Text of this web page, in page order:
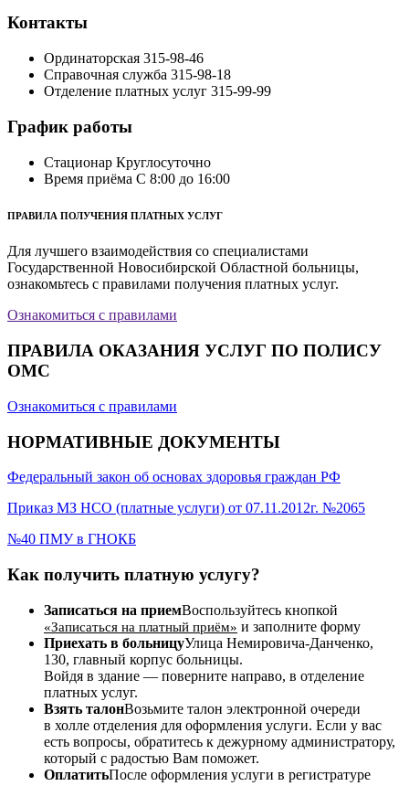
Контакты
Ординаторская 315-98-46
Справочная служба 315-98-18
Отделение платных услуг 315-99-99
График работы
Стационар Круглосуточно
Время приёма С 8:00 до 16:00
ПРАВИЛА ПОЛУЧЕНИЯ ПЛАТНЫХ УСЛУГ
Для лучшего взаимодействия со специалистами
Государственной Новосибирской Областной больницы,
ознакомьтесь с правилами получения платных услуг.
Ознакомиться с правилами
ПРАВИЛА ОКАЗАНИЯ УСЛУГ ПО ПОЛИСУ
ОМС
Ознакомиться с правилами
НОРМАТИВНЫЕ ДОКУМЕНТЫ
Федеральный закон об основах здоровья граждан РФ
Приказ МЗ НСО (платные услуги) от 07.11.2012г. №2065
№40 ПМУ в ГНОКБ
Как получить платную услугу?
Записаться на приемВоспользуйтесь кнопкой
«Записаться на платный приём» и заполните форму
Приехать в больницуУлица Немировича-Данченко,
130, главный корпус больницы.
Войдя в здание — поверните направо, в отделение
платных услуг.
Взять талонВозьмите талон электронной очереди
в холле отделения для оформления услуги. Если у вас
есть вопросы, обратитесь к дежурному администратору,
который с радостью Вам поможет.
ОплатитьПосле оформления услуги в регистратуре